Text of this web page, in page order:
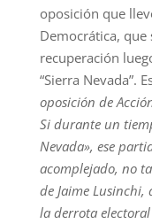
oposición que
Democrática, que
recuperación
“Sierra Nevada”.
oposición de
Si durante un
Nevada», ese
acomplejado, no
de Jaime
la derrota